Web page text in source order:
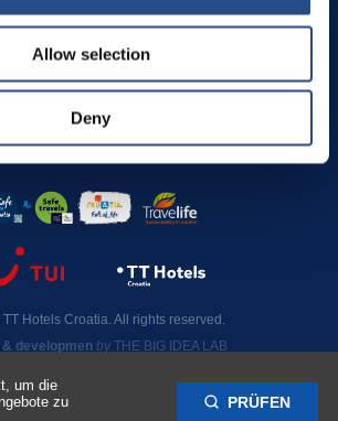
Allow selection
Deny
um die
zu
PRÜFEN
SIE UNSEREN
UND RABATTE
Hotels Croatia. All rights reserved.
developmen byTHE BIG IDEA LAB